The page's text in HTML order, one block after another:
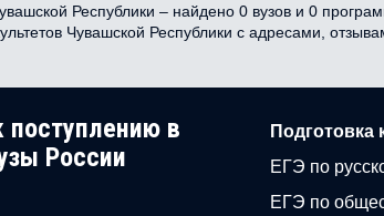
Республики – найдено 0 вузов и 0
Чувашской Республики с адресами,
поступлению в
России
Подготовка
ЕГЭ по
ЕГЭ по